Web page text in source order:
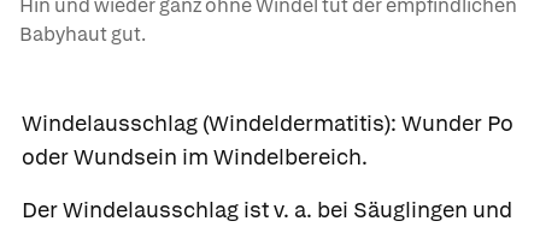
Babyhaut gut.
Windelausschlag (Windeldermatitis): Wunder Po
oder Wundsein im Windelbereich.
Der Windelausschlag ist v. a. bei Säuglingen und